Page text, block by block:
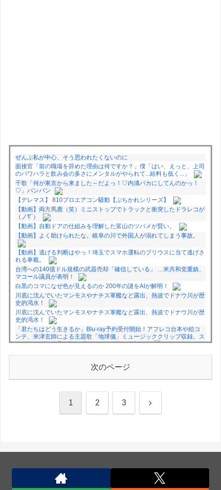
ぜんぶ私が中心、そう思われたくないのに
面接官「前の職場を辞めた理由は何ですか？」僕「はい、えっと、上司
のパワハラと飲み会の多さにメンタルがやられて...給料も低く...」
千歌「何が東京から来ました～だよっ！♡内浦バカにしてんのかっ！
♡」パンパン
【デレマス】 810プロエアコン騒動【ぷちかれシリーズ】
【動画】両方馬鹿（笑）ミニストップでトラックと衝突したドラレコが
（ノ∇`）
【動画】自動ドアの仕組みを理解した富山のツバメが賢い。
【動画】よく助けられたな。岐阜の川で外国人が溺れてしまう事故。
【動画】逃げる判断はやっ！埼玉でスマホ運転のプリウスに当て逃げさ
れる車載。
台湾への140億ドル規模の武器売却「確信している」 …米共和党重鎮、
マコール議員が表明！
白黒のコマになぜ色が見えるのか 200年の謎をAIが解明！
川底に沈んでいたマンモスやナチス軍艦など露出、熱波でドナウ川が歴
史的渇水！
川底に沈んでいたマンモスやナチス軍艦など露出、熱波でドナウ川が歴
史的渇水！
「君たちはどう生きるか」Blu-ray予約受付開始！アフレコ台本や絵コ
ンテ、米津玄師による主題歌「地球儀」ミュージッククリップ収録。ス
タジオジブリ作品で初の「4K UHD」版も発売！！
★【ワートリ】今月新発売!!第27巻まとめ【コメント欄まとめます】
★【ワートリ】今月第241話「遠征選抜試験㊲」第242話「遠征選抜試
験㊳」【コメント欄まとめます】【しばらく固定記事です】
Powered by livedoor 相互RSS
次のページ
1 2 3 次